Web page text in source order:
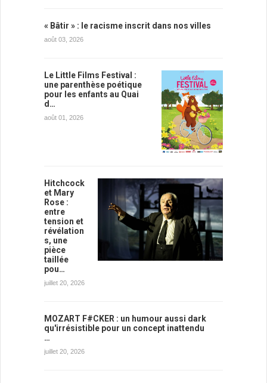
« Bâtir » : le racisme inscrit dans nos villes
août 03, 2026
Le Little Films Festival :
une parenthèse poétique
pour les enfants au Quai
d…
août 01, 2026
Hitchcock
et Mary
Rose :
entre
tension et
révélation
s, une
pièce
taillée
pou…
juillet 20, 2026
MOZART F#CKER : un humour aussi dark
qu'irrésistible pour un concept inattendu
…
juillet 20, 2026